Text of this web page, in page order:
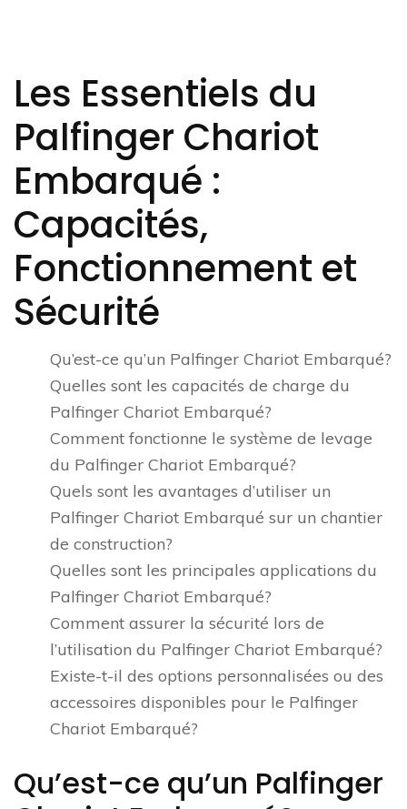
Les Essentiels du
Palfinger Chariot
Embarqué :
Capacités,
Fonctionnement et
Sécurité
Qu’est-ce qu’un Palfinger Chariot Embarqué?
Quelles sont les capacités de charge du
Palfinger Chariot Embarqué?
Comment fonctionne le système de levage
du Palfinger Chariot Embarqué?
Quels sont les avantages d’utiliser un
Palfinger Chariot Embarqué sur un chantier
de construction?
Quelles sont les principales applications du
Palfinger Chariot Embarqué?
Comment assurer la sécurité lors de
l’utilisation du Palfinger Chariot Embarqué?
Existe-t-il des options personnalisées ou des
accessoires disponibles pour le Palfinger
Chariot Embarqué?
Qu’est-ce qu’un Palfinger